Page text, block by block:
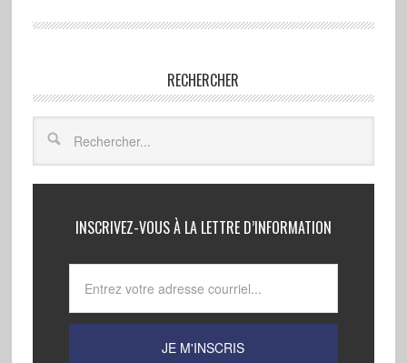
RECHERCHER
INSCRIVEZ-VOUS À LA LETTRE D’INFORMATION